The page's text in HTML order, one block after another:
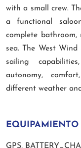
with a small crew.
a functional
complete
sea. The West
sailing
autonomy,
different weather
EQUIPAMIENTO
GPS,